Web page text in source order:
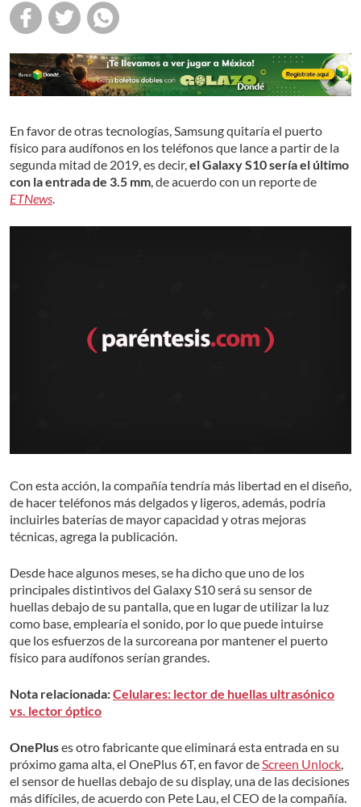
En favor de otras tecnologías, Samsung quitaría el puerto
físico para audífonos en los teléfonos que lance a partir de la
segunda mitad de 2019, es decir, el Galaxy S10 sería el último
con la entrada de 3.5 mm , de acuerdo con un reporte de
ETNews
Con esta acción, la compañía tendría más libertad en el diseño,
de hacer teléfonos más delgados y ligeros, además, podría
incluirles baterías de mayor capacidad y otras mejoras
técnicas, agrega la publicación.
Desde hace algunos meses, se ha dicho que uno de los
principales distintivos del Galaxy S10 será su sensor de
huellas debajo de su pantalla, que en lugar de utilizar la luz
como base, emplearía el sonido, por lo que puede intuirse
que los esfuerzos de la surcoreana por mantener el puerto
físico para audífonos serían grandes.
Nota relacionada:Celulares: lector de huellas ultrasónico
vs. lector óptico
OnePluses otro fabricante que eliminará esta entrada en su
próximo gama alta, el OnePlus 6T, en favor deScreen Unlock,
el sensor de huellas debajo de su display, una de las decisiones
más difíciles, de acuerdo con Pete Lau, el CEO de la compañía.